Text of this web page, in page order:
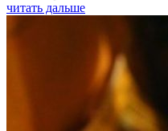
читать дальше